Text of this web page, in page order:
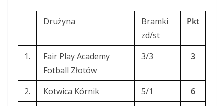
Drużyna
Bramki
zd/st
Pkt
1.
Fair Play Academy
Fotball Złotów
3/3 3
2. Kotwica Kórnik 5/1
6